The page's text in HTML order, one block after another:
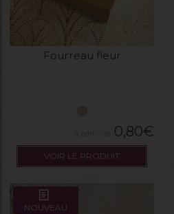
Fourreau fleur
0,80€
VOIR LE PRODUIT
NOUVEAU